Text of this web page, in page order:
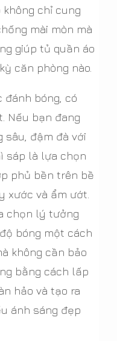
chỉ cung
mài mòn mà
giúp tủ quần áo
căn phòng nào.
đánh bóng, có
Nếu bạn đang
đậm đà với
sáp là lựa chọn
phủ bền trên bề
xước và ẩm ướt.
chọn lý tưởng
bóng một cách
không cần bảo
bằng cách lấp
hảo và tạo ra
ánh sáng đẹp